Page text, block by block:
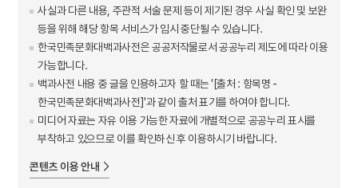
사실과 다른 내용, 주관적 서술 문제 등이 제기된 경우 사실 확인 및 보완
등을 위해 해당 항목 서비스가 임시 중단될 수 있습니다.
한국민족문화대백과사전은 공공저작물로서 공공누리 제도에 따라 이용
가능합니다.
백과사전 내용 중 글을 인용하고자 할 때는 '[출처 : 항목명 -
한국민족문화대백과사전]'과 같이 출처 표기를 하여야 합니다.
미디어 자료는 자유 이용 가능한 자료에 개별적으로 공공누리 표시를
부착하고 있으므로 이를 확인하신 후 이용하시기 바랍니다.
콘텐츠 이용 안내